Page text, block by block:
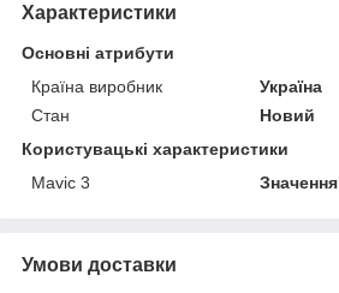
Характеристики
Основні атрибути
Країна виробник
Україна
Стан
Новий
Користувацькі характеристики
Mavic 3
Умови доставки